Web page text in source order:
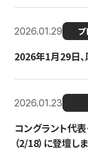
2026.01.29 プ
2026年1月29日
2026.01.23
コングラント代表
（2/18）に登壇し